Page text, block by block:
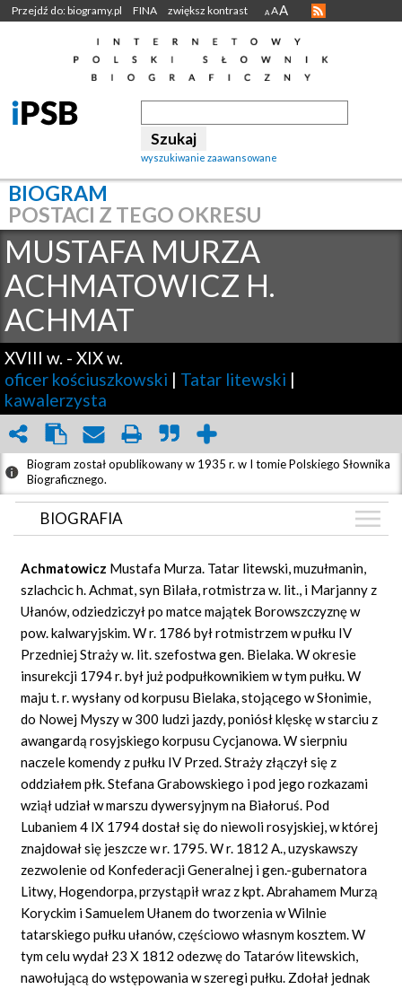
Przejdź do: biogramy.pl FINA zwiększ kontrast A AA
wyszukiwanie zaawansowane
BIOGRAM
POSTACI Z TEGO OKRESU
MUSTAFA MURZA
ACHMATOWICZ H.
ACHMAT
XVIII w. - XIX w.
oficer kościuszkowski | Tatar litewski |
kawalerzysta
Biogram został opublikowany w 1935 r. w I tomie Polskiego Słownika
Biograficznego.
BIOGRAFIA
GRAF POWIĄZAŃ
DYSKUSJA
Achmatowicz Mustafa Murza. Tatar litewski, muzułmanin,
szlachcic h. Achmat, syn Bilała, rotmistrza w. lit., i Marjanny z
Ułanów, odziedziczył po matce majątek Borowszczyznę w
pow. kalwaryjskim. W r. 1786 był rotmistrzem w pułku IV
Przedniej Straży w. lit. szefostwa gen. Bielaka. W okresie
insurekcji 1794 r. był już podpułkownikiem w tym pułku. W
maju t. r. wysłany od korpusu Bielaka, stojącego w Słonimie,
do Nowej Myszy w 300 ludzi jazdy, poniósł klęskę w starciu z
awangardą rosyjskiego korpusu Cycjanowa. W sierpniu
naczele komendy z pułku IV Przed. Straży złączył się z
oddziałem płk. Stefana Grabowskiego i pod jego rozkazami
wziął udział w marszu dywersyjnym na Białoruś. Pod
Lubaniem 4 IX 1794 dostał się do niewoli rosyjskiej, w której
znajdował się jeszcze w r. 1795. W r. 1812 A., uzyskawszy
zezwolenie od Konfederacji Generalnej i gen.-gubernatora
Litwy, Hogendorpa, przystąpił wraz z kpt. Abrahamem Murzą
Koryckim i Samuelem Ułanem do tworzenia w Wilnie
tatarskiego pułku ułanów, częściowo własnym kosztem. W
tym celu wydał 23 X 1812 odezwę do Tatarów litewskich,
nawołującą do wstępowania w szeregi pułku. Zdołał jednak